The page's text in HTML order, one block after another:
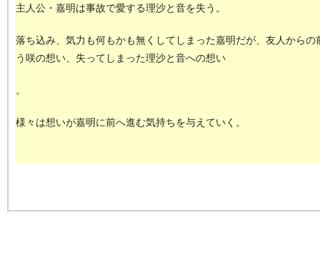
主人公・嘉明は事故で愛する理沙と音を失う。
落ち込み、気力も何もかも無くしてしまった嘉明だが、友人から
う咲の想い、失ってしまった理沙と音への想い
。
様々は想いが嘉明に前へ進む気持ちを与えていく。